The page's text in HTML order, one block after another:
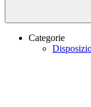
Categorie